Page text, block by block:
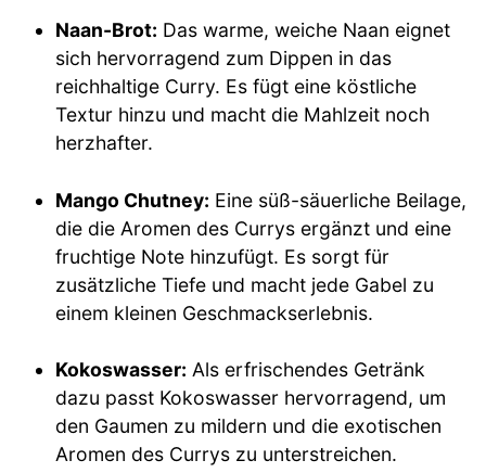
Naan-Brot: Das warme, weiche Naan eignet
sich hervorragend zum Dippen in das
reichhaltige Curry. Es fügt eine köstliche
Textur hinzu und macht die Mahlzeit noch
herzhafter.
Mango Chutney: Eine süß-säuerliche Beilage,
die die Aromen des Currys ergänzt und eine
fruchtige Note hinzufügt. Es sorgt für
zusätzliche Tiefe und macht jede Gabel zu
einem kleinen Geschmackserlebnis.
Kokoswasser: Als erfrischendes Getränk
dazu passt Kokoswasser hervorragend, um
den Gaumen zu mildern und die exotischen
Aromen des Currys zu unterstreichen.